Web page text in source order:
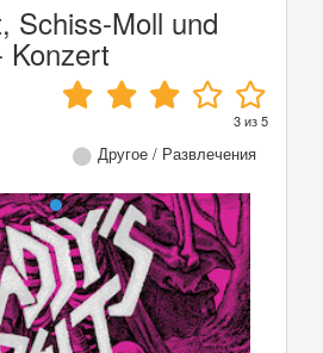
Schiss-Moll und
Konzert
3из5
Другое / Развлечения